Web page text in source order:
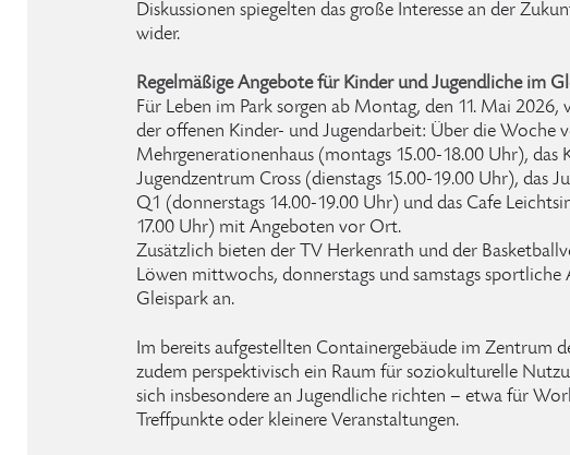
Diskussionen spiegelten das große Interesse an der
wider.
Regelmäßige Angebote für Kinder und Jugendliche im
Für Leben im Park sorgen ab Montag, den 11. Mai 2026,
der offenen Kinder- und Jugendarbeit: Über die Woche
Mehrgenerationenhaus (montags 15.00-18.00 Uhr), das
Jugendzentrum Cross (dienstags 15.00-19.00 Uhr), das
Q1 (donnerstags 14.00-19.00 Uhr) und das Cafe
17.00 Uhr) mit Angeboten vor Ort.
Zusätzlich bieten der TV Herkenrath und der
Löwen mittwochs, donnerstags und samstags
Gleispark an.
Im bereits aufgestellten Containergebäude im Zentrum
zudem perspektivisch ein Raum für soziokulturelle
sich insbesondere an Jugendliche richten – etwa für
Treffpunkte oder kleinere Veranstaltungen.